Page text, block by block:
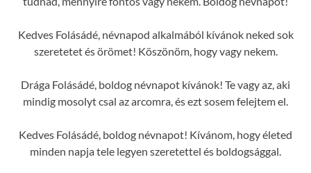
Kedves Folásádé, névnapod alkalmából kívánok neked sok
szeretetet és örömet! Köszönöm, hogy vagy nekem.
Drága Folásádé, boldog névnapot kívánok! Te vagy az, aki
mindig mosolyt csal az arcomra, és ezt sosem felejtem el.
Kedves Folásádé, boldog névnapot! Kívánom, hogy életed
minden napja tele legyen szeretettel és boldogsággal.